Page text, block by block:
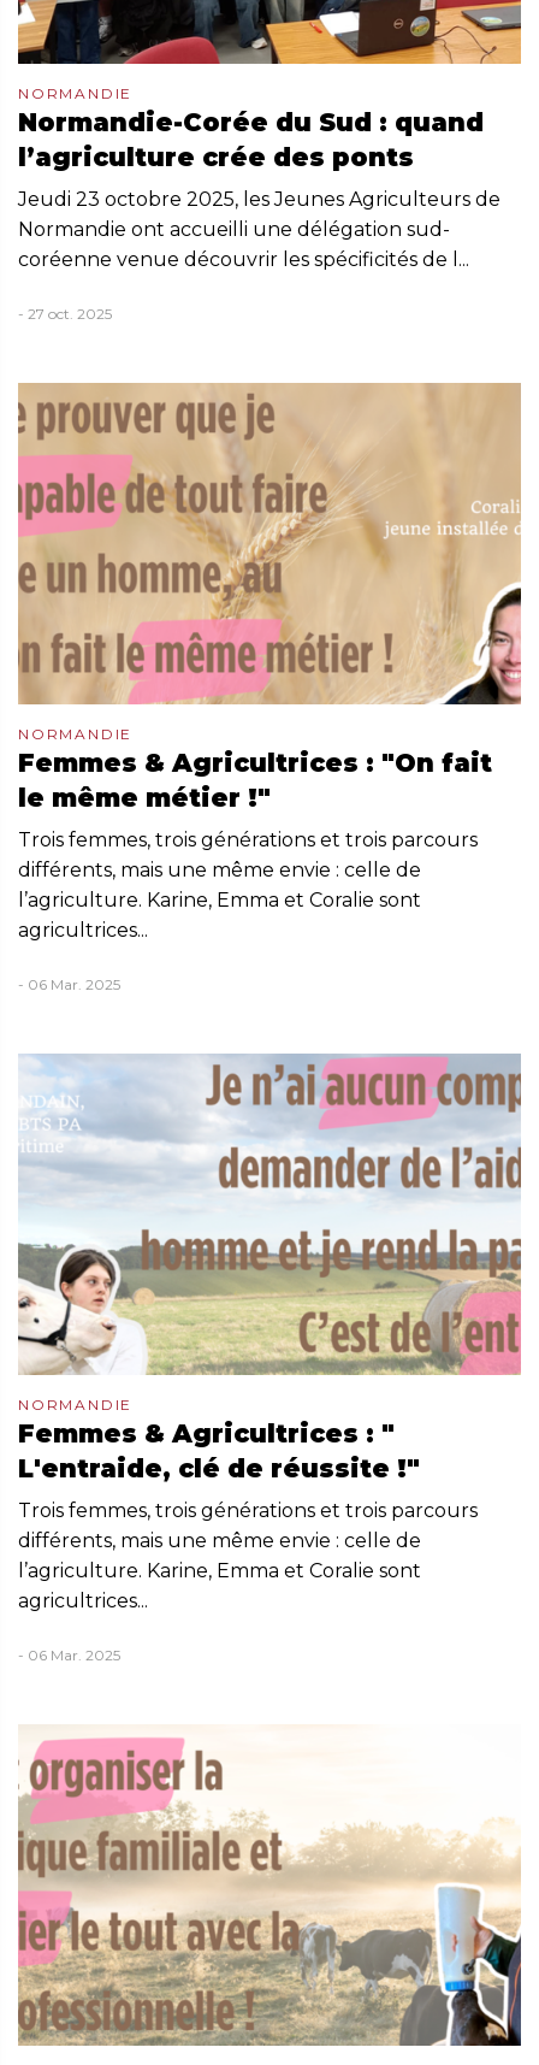
NORMANDIE
Normandie-Corée du Sud : quand
l’agriculture crée des ponts
Jeudi 23 octobre 2025, les Jeunes Agriculteurs de
Normandie ont accueilli une délégation sud-
coréenne venue découvrir les spécificités de l...
- 27 oct. 2025
NORMANDIE
Femmes & Agricultrices : "On fait
le même métier !"
Trois femmes, trois générations et trois parcours
différents, mais une même envie : celle de
l’agriculture. Karine, Emma et Coralie sont
agricultrices...
- 06 Mar. 2025
NORMANDIE
Femmes & Agricultrices : "
L'entraide, clé de réussite !"
Trois femmes, trois générations et trois parcours
différents, mais une même envie : celle de
l’agriculture. Karine, Emma et Coralie sont
agricultrices...
- 06 Mar. 2025